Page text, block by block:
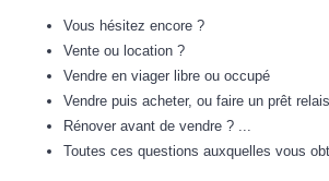
Vous hésitez encore ?
Vente ou location ?
Vendre en viager libre ou occupé
Vendre puis acheter, ou faire un prêt
Rénover avant de vendre ? ...
Toutes ces questions auxquelles vous